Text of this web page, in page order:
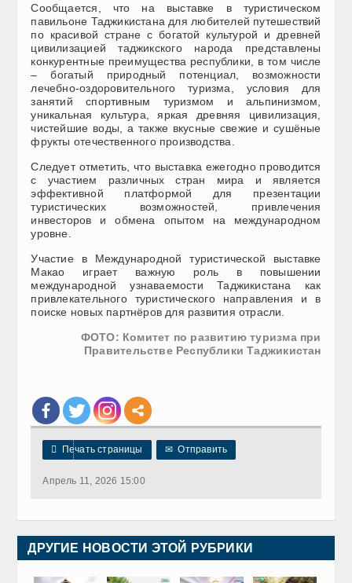
Сообщается, что на выставке в туристическом
павильоне Таджикистана для любителей путешествий
по красивой стране с богатой культурой и древней
цивилизацией таджикского народа представлены
конкурентные преимущества республики, в том числе
– богатый природный потенциал, возможности
лечебно-оздоровительного туризма, условия для
занятий спортивным туризмом и альпинизмом,
уникальная культура, яркая древняя цивилизация,
чистейшие воды, а также вкусные свежие и сушёные
фрукты отечественного производства.
Следует отметить, что выставка ежегодно проводится
с участием различных стран мира и является
эффективной платформой для презентации
туристических возможностей, привлечения
инвесторов и обмена опытом на международном
уровне.
Участие в Международной туристической выставке
Макао играет важную роль в повышении
международной узнаваемости Таджикистана как
привлекательного туристического направления и в
поиске новых партнёров для развития отрасли.
ФОТО: Комитет по развитию туризма при
Правительстве Республики Таджикистан
 Печать страницы ✉ Отправить
Апрель 11, 2026 15:00
ДРУГИЕ НОВОСТИ ЭТОЙ РУБРИКИ